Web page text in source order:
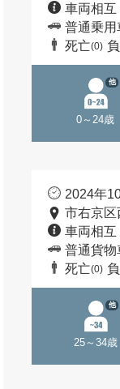
車両相互
普通乗用
死亡(0)
0～24歳
他
2024年
市右京区
車両相互
普通貨物
死亡(0)
25～34歳
他